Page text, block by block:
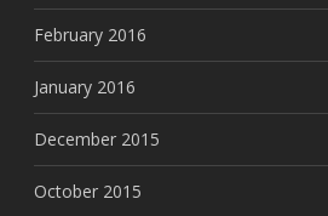
February 2016
January 2016
December 2015
October 2015